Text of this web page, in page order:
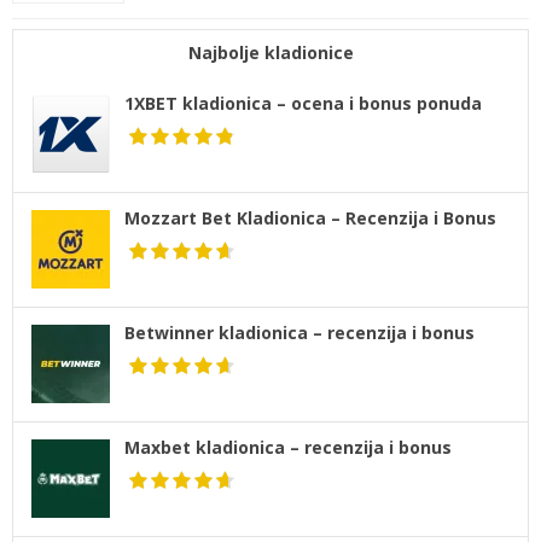
Najbolje kladionice
1XBET kladionica – ocena i bonus ponuda
Mozzart Bet Kladionica – Recenzija i Bonus
Betwinner kladionica – recenzija i bonus
Maxbet kladionica – recenzija i bonus